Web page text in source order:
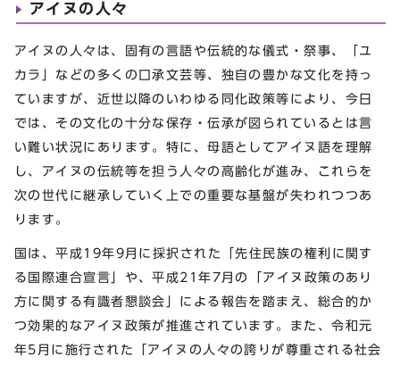
アイヌの人々
アイヌの人々は、固有の言語や伝統的な儀式・祭事、「ユ
カラ」などの多くの口承文芸等、独自の豊かな文化を持っ
ていますが、近世以降のいわゆる同化政策等により、今日
では、その文化の十分な保存・伝承が図られているとは言
い難い状況にあります。特に、母語としてアイヌ語を理解
し、アイヌの伝統等を担う人々の高齢化が進み、これらを
次の世代に継承していく上での重要な基盤が失われつつあ
ります。
国は、平成19年9月に採択された「先住民族の権利に関す
る国際連合宣言」や、平成21年7月の「アイヌ政策のあり
方に関する有識者懇談会」による報告を踏まえ、総合的か
つ効果的なアイヌ政策が推進されています。また、令和元
年5月に施行された「アイヌの人々の誇りが尊重される社会